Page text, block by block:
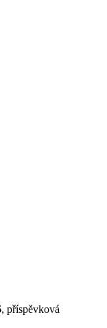
příspěvková